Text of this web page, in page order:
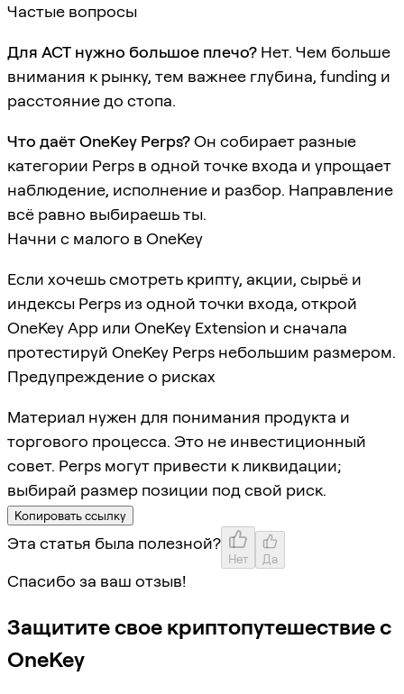
Частые вопросы
Для ACT нужно большое плечо? Нет. Чем больше
внимания к рынку, тем важнее глубина, funding и
расстояние до стопа.
Что даёт OneKey Perps?Он собирает разные
категории Perps в одной точке входа и упрощает
наблюдение, исполнение и разбор. Направление
всё равно выбираешь ты.
Начни с малого в OneKey
Если хочешь смотреть крипту, акции, сырьё и
индексы Perps из одной точки входа, открой
OneKey App или OneKey Extension и сначала
протестируй OneKey Perps небольшим размером.
Предупреждение о рисках
Материал нужен для понимания продукта и
торгового процесса. Это не инвестиционный
совет. Perps могут привести к ликвидации;
выбирай размер позиции под свой риск.
Копировать ссылку
Эта статья была полезной?
Нет Да
Спасибо за ваш отзыв!
Защитите свое криптопутешествие с
OneKey